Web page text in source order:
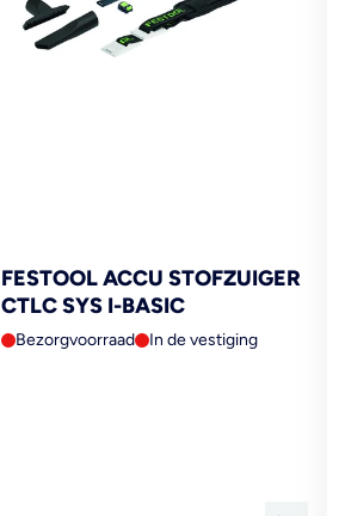
FESTOOL ACCU STOFZUIGER
CTLC SYS I-BASIC
Bezorgvoorraad In de vestiging